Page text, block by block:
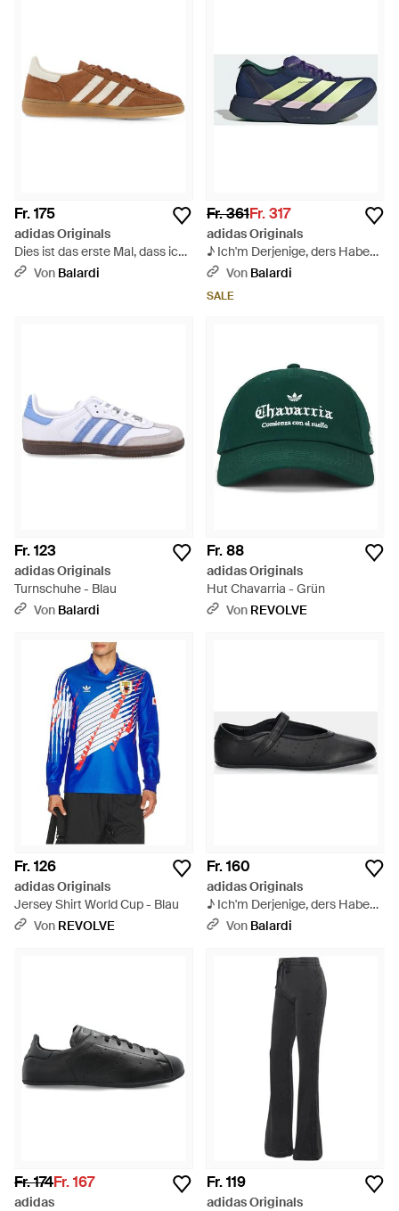
Fr. 175
adidas Originals
Dies ist das erste Mal, dass ich
ein Handballspiel gesehen
Von Balardi
Fr. 361Fr. 317
adidas Originals
♪ Ich'm Derjenige, ders Habe
die Macht ♪ - Blau
Von Balardi
SALE
Fr. 123
adidas Originals
Turnschuhe - Blau
Von Balardi
Fr. 88
adidas Originals
Hut Chavarria - Grün
Von REVOLVE
Fr. 126
adidas Originals
Jersey Shirt World Cup - Blau
Von REVOLVE
Fr. 160
adidas Originals
♪ Ich'm Derjenige, ders Habe
den Ball ♪ - Schwarz
Von Balardi
Fr. 174Fr. 167
adidas
Fr. 119
adidas Originals